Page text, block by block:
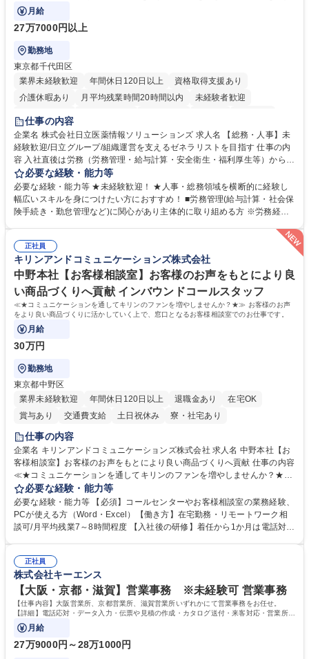
ます。
月給
27万7000円以上
勤務地
東京都千代田区
業界未経験歓迎
年間休日120日以上
資格取得支援あり
介護休暇あり
月平均残業時間20時間以内
未経験者歓迎
住宅手当あり
育休あり
完全週休2日制 交通費支給 土日祝休み 寮・社宅あり
仕事の内容
企業名 株式会社日立医薬情報ソリューションズ 求人名 【総務・人事】未
経験歓迎/日立グループ/組織運営を支えるゼネラリストを目指す 仕事の内
容 入社直後は労務（労務管理・給与計算・安全衛生・福利厚生等）からお
任せいたします。将来は総務・採用・教育業務へ守備範囲を広げ、組織運
営を支えるゼネラリストをめざせます。 ・初期業務：労働時間管理、給与
計算、社会保険対応、福利厚生管理、安全衛生、健康経営推進等をお任せ
します。ご経験に応じて、休職者管理など、幅広く経験を積んでいただき
★メンバーがマンツーマンで丁寧に教えるため、ご経験が浅くても安心！
幅広く経験を積みたい意欲がある方に最適な環境です。 募集職種 【総
務・人事】未経験歓迎/日立グループ/組織運営を支えるゼネラリストを目
指す
必要な経験・能力等
必要な経験・能力等 ★未経験歓迎！ ★人事・総務領域を横断的に経験し
幅広いスキルを身につけたい方におすすめ！ ■労務管理(給与計算・社会保
険手続き・勤怠管理など)に関心があり主体的に取り組める方 ※労務経験
マネジメント職として活躍したい 【尚可】■人事、労務、採用、教育業務
のご経験 ■労務管理（給与計算・社会保険手続き・勤怠管理など）の経験
■衛生管理者の資格をお持ちの方 学歴・資格 学歴：大学院 大学 高専 短大
専修学校 高校 語学力： 資格：
正社員
キリンアンドコミュニケーションズ株式会社
中野本社【お客様相談室】お客様のお声をもとにより良
い商品づくりへ貢献 インバウンドコールスタッフ
≪★コミュニケーションを通してキリンのファンを増やしませんか？★≫ お客様のお声
をより良い商品づくりに活かしていく上で、窓口となるお客様相談室でのお仕事です。
月給
30万円
勤務地
東京都中野区
業界未経験歓迎
年間休日120日以上 退職金あり
在宅OK
賞与あり
交通費支給 土日祝休み 寮・社宅あり
仕事の内容
企業名 キリンアンドコミュニケーションズ株式会社 求人名 中野本社【お
客様相談室】お客様のお声をもとにより良い商品づくりへ貢献 仕事の内容
≪★コミュニケーションを通してキリンのファンを増やしませんか？★≫
お客様のお声をより良い商品づくりに活かしていく上で、窓口となるお客
様相談室でのお仕事です。 日々お客様からいただくキリングループへのご
意見を、企業活動に活かしています。お客様からの声に迅速かつ誠意をも
って対応、情報提供するとともにグループ内活動に反映しています。 【具
平均100件前後■メール・手紙：同上40件前後 募集職種 中野本社【お客様
相談室】お客様のお声をもとにより良い商品づくりへ貢献
必要な経験・能力等
必要な経験・能力等 【必須】コールセンターやお客様相談室の業務経験、
PCが使える方（Word・Excel）【働き方】在宅勤務・リモートワーク相
談可/月平均残業7～8時間程度 【入社後の研修】着任から1か月は電話対応
すのでご安心ください。 【当社について】キリングループの広報機能を担
う会社として、お客様との出会いを大切にし、磨き上げたホスピタリティ
を込めてコミュニケーションをとりながら広報関連業務を行っておりま
す。 学歴・資格 学歴：大学院 大学 高専 短大 専修学校 高校 語学力： 資
格：
正社員
株式会社キーエンス
【大阪・京都・滋賀】営業事務 ※未経験可 営業事務
【仕事内容】大阪営業所、京都営業所、滋賀営業所いずれかにて営業事務をお任せ。
【詳細】電話応対・データ入力・伝票や見積の作成・カタログ送付・来客対応・営業所内
で発生する事務業務や業務改善をお任せ。
月給
27万9000円～28万1000円